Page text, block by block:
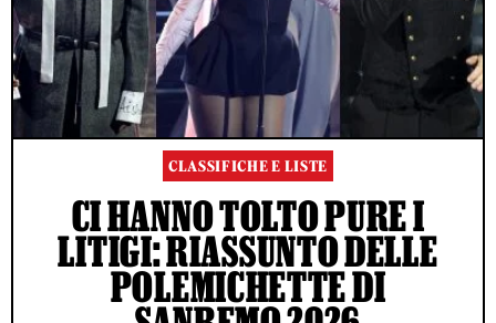
CLASSIFICHE E LISTE
CI HANNO TOLTO PURE I
LITIGI: RIASSUNTO DELLE
POLEMICHETTE DI